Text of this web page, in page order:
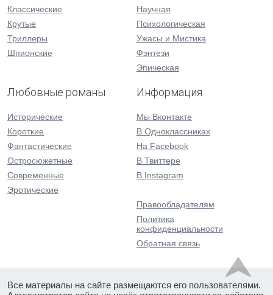
Классические
Крутые
Триллеры
Шпионские
Научная
Психологическая
Ужасы и Мистика
Фэнтези
Эпическая
Любовные романы
Исторические
Короткие
Фантастические
Остросюжетные
Современные
Эротические
Информация
Мы Вконтакте
В Одноклассниках
На Facebook
В Твиттере
В Instagram
Правообладателям
Политика
конфиденциальности
Обратная связь
Все материалы на сайте размещаются его пользователями.